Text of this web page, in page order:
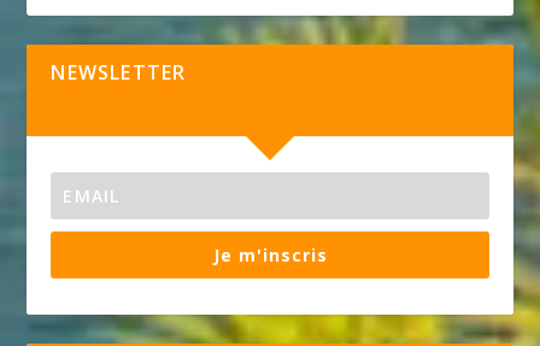
NEWSLETTER
Je m'inscris